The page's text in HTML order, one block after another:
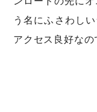
う名にふさわし
アクセス良好なの